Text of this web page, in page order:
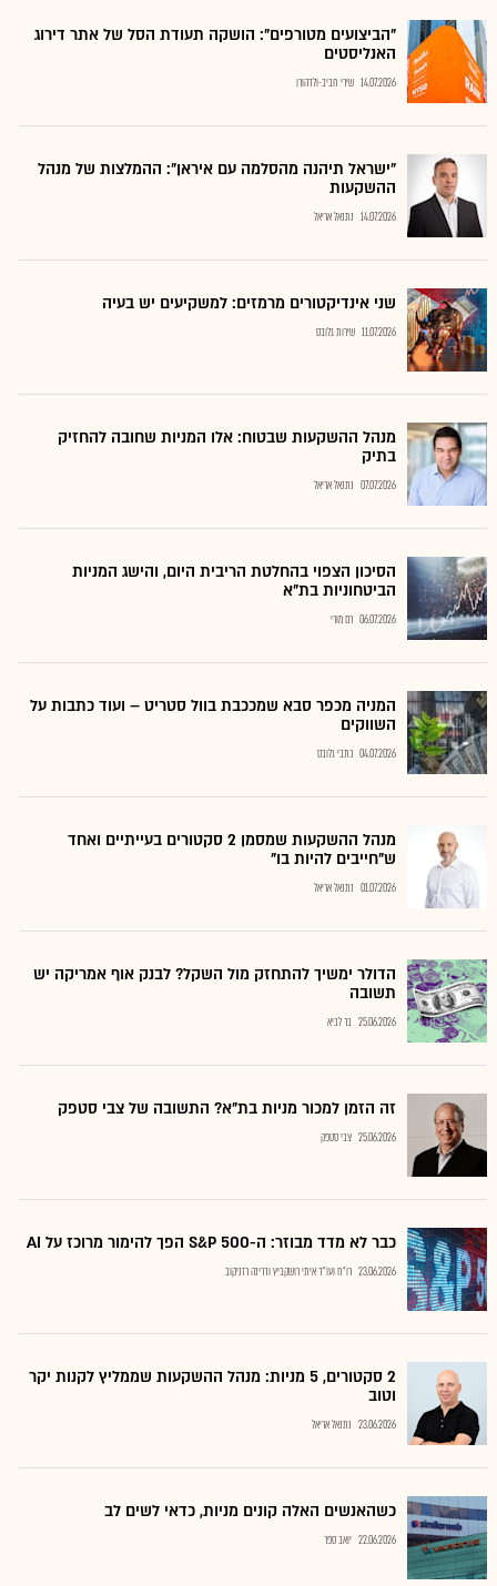
"הביצועים מטורפים": הושקה תעודת הסל של אתר דירוג
האנליסטים
14.07.2026 שירי חביב-ולדהורן
"ישראל תיהנה מהסלמה עם איראן": ההמלצות של מנהל
ההשקעות
14.07.2026 נתנאל אריאל
שני אינדיקטורים מרמזים: למשקיעים יש בעיה
11.07.2026 שירות גלובס
מנהל ההשקעות שבטוח: אלו המניות שחובה להחזיק
בתיק
07.07.2026 נתנאל אריאל
הסיכון הצפוי בהחלטת הריבית היום, והישג המניות
הביטחוניות בת"א
06.07.2026 רם מורי
המניה מכפר סבא שמככבת בוול סטריט – ועוד כתבות על
השווקים
04.07.2026 כתבי גלובס
מנהל ההשקעות שמסמן 2 סקטורים בעייתיים ואחד
ש"חייבים להיות בו"
01.07.2026 נתנאל אריאל
הדולר ימשיך להתחזק מול השקל? לבנק אוף אמריקה יש
תשובה
25.06.2026 בר לביא
זה הזמן למכור מניות בת"א? התשובה של צבי סטפק
25.06.2026 צבי סטפק
כבר לא מדד מבוזר: ה-S&P 500 הפך להימור מרוכז על AI
23.06.2026 רו"ח ועו"ד איתי רושקביץ ודרינה רזניקוב
2 סקטורים, 5 מניות: מנהל ההשקעות שממליץ לקנות יקר
וטוב
23.06.2026 נתנאל אריאל
כשהאנשים האלה קונים מניות, כדאי לשים לב
22.06.2026 יואב ספר